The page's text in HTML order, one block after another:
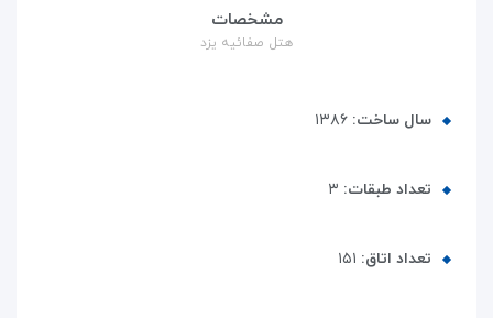
مشخصات
هتل صفائیه یزد
سال ساخت: ۱۳۸۶
تعداد طبقات: ۳
تعداد اتاق: ۱۵۱